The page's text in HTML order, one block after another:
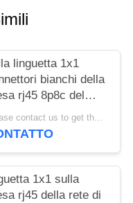
linguetta 1x1
bianchi della
rj45 8p8c del
RJ45 giù
schermato
Please contact us to get the latest price. MOQ:1 pezzo
1x1 sulla
rj45 della rete di